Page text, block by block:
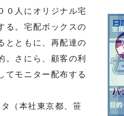
０人にオリジナル宅
る。宅配ボックスの
とともに、再配達の
。さにら、顧客の利
てモニター配布する
（本社東京都、笹